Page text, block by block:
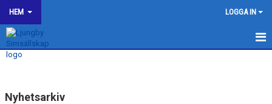
HEM LOGGA IN
LJUNGBY SIMSÄLLSKAP
Nyhetsarkiv